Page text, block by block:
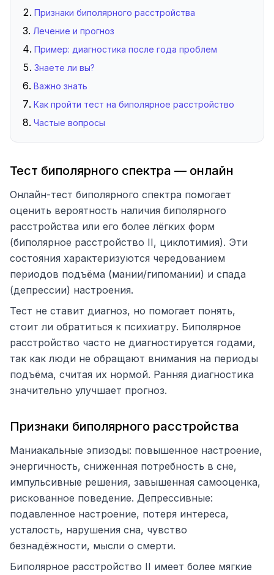
Признаки биполярного расстройства
Лечение и прогноз
Пример: диагностика после года проблем
Знаете ли вы?
Важно знать
Как пройти тест на биполярное расстройство
Частые вопросы
Тест биполярного спектра — онлайн
Онлайн-тест биполярного спектра помогает
оценить вероятность наличия биполярного
расстройства или его более лёгких форм
(биполярное расстройство II, циклотимия). Эти
состояния характеризуются чередованием
периодов подъёма (мании/гипомании) и спада
(депрессии) настроения.
Тест не ставит диагноз, но помогает понять,
стоит ли обратиться к психиатру. Биполярное
расстройство часто не диагностируется годами,
так как люди не обращают внимания на периоды
подъёма, считая их нормой. Ранняя диагностика
значительно улучшает прогноз.
Признаки биполярного расстройства
Маниакальные эпизоды: повышенное настроение,
энергичность, сниженная потребность в сне,
импульсивные решения, завышенная самооценка,
рискованное поведение. Депрессивные:
подавленное настроение, потеря интереса,
усталость, нарушения сна, чувство
безнадёжности, мысли о смерти.
Биполярное расстройство II имеет более мягкие